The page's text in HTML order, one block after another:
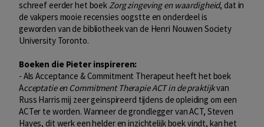
schreef eerder het boekZorg zingeving en waardigheid, dat in
de vakpers mooie recensies oogstte en onderdeel is
geworden van de bibliotheek van de Henri Nouwen Society
University Toronto.
Boeken die Pieter inspireren:
- Als Acceptance & Commitment Therapeut heeft het boek
Acceptatie en Commitment Therapie ACT in de praktijkvan
Russ Harris mij zeer geinspireerd tijdens de opleiding om een
ACTer te worden. Wanneer de grondlegger van ACT, Steven
Hayes, dit werk een helder en inzichtelijk boek vindt, kan het